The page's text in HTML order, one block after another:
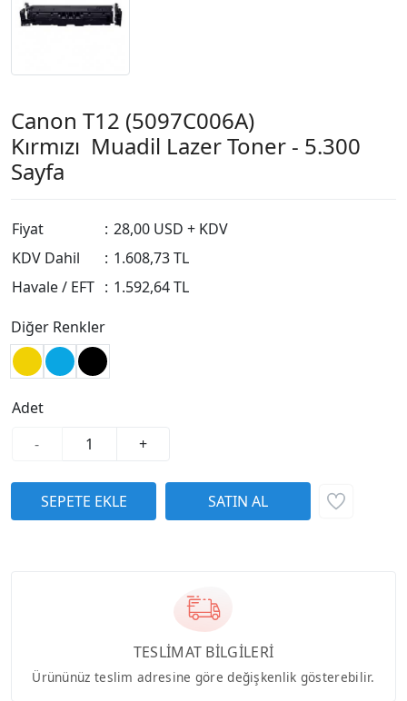
Canon T12 (5097C006A)
Kırmızı Muadil Lazer Toner - 5.300
Sayfa
Fiyat : 28,00 USD + KDV
KDV Dahil
: 1.608,73 TL
Havale / EFT : 1.592,64 TL
Diğer Renkler
Adet
-
+
TESLİMAT BİLGİLERİ
Ürününüz teslim adresine göre değişkenlik gösterebilir.